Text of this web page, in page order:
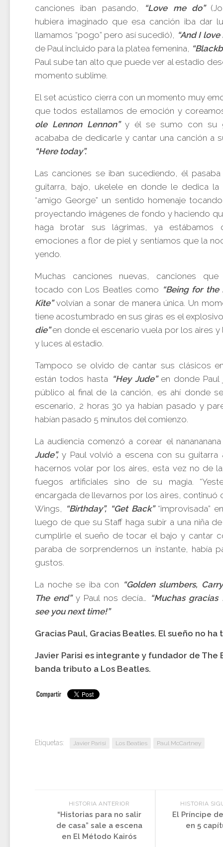
canciones iban pasando,
“Love me do”
hubiera imaginado que esa canción iba dar
llamamos “pogo” pero así sucedió), “And I love
de Paul incluido para la platea femenina,
Paul sube tan alto que puede ver al estadio
momento sublime.
El set acústico cierra con un momento muy
que todos estallamos de emoción y
ole Lennon Lennon” y él se sumo con su
acababa de dedicarle y cantar una canción a
“Here today”.
Las canciones se iban sucediendo, él
guitarra, bajo, ukelele en donde le dedica la
“amigo George” un sentido homenaje
proyectando imágenes de fondo y haciendo
haga brotar sus lágrimas, ya estábamos
emociones a flor de piel y sentíamos que la
yendo.
Muchas canciones nuevas, canciones que
tocado con Los Beatles como “Being for
Kite” volvían a sonar de manera única. Un
tiene acostumbrado en sus giras es el
die” en donde el escenario vuela por los aires
y luces al estadio.
Tampoco se olvido de cantar sus clásicos
están todos hasta “Hey Jude”en donde Paul
público al final de la canción, es ahí donde
escenario, 2 horas 30 ya habían pasado y
habían pasado 5 minutos del comienzo.
La audiencia comenzó a corear el
Jude”,y Paul volvió a escena con su guitarra
hacernos volar por los aires, esta vez no de
fuegos artificiales sino de su magia.
encargada de llevarnos por los aires, continuó
Wings, “Birthday”, “Get Back” “improvisada”
luego de que su Staff haga subir a una niña
cumplirle el sueño de tocar el bajo y cantar
paraba de sorprendernos un instante, había
gustos.
La noche se iba con “Golden slumbers,
The end” y Paul nos decía… “Muchas gracias
see you next time!”
Gracias Paul, Gracias Beatles. El sueño no ha
Javier Parisi es integrante y fundador de The
banda tributo a Los Beatles.
Etiquetas: Javier Parisi Los Beatles Paul McCartney
HISTORIA
El Príncipe
en 5
HISTORIA ANTERIOR
“Historias para no salir
de casa” sale a escena
en El Método Kairós